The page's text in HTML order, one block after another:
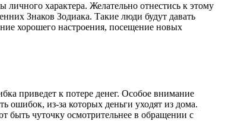
характера. Желательно отнестись к этому
Знаков Зодиака. Такие люди будут давать
хорошего настроения, посещение новых
приведет к потере денег. Особое внимание
ошибок, из-за которых деньги уходят из дома.
быть чуточку осмотрительнее в обращении с